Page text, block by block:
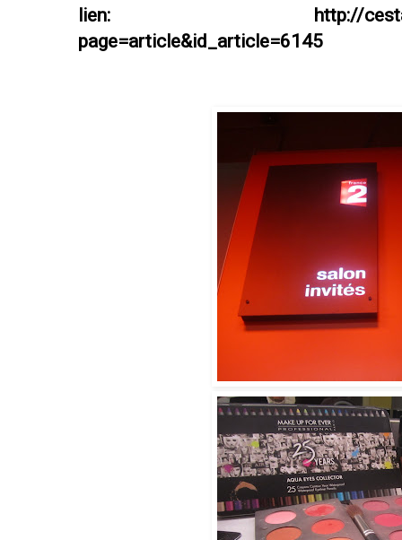
lien: http://
page=article&id_article=6145